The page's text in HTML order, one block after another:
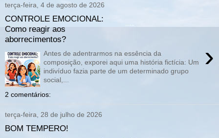
terça-feira, 4 de agosto de 2026
CONTROLE EMOCIONAL:
Como reagir aos
aborrecimentos?
›
Antes de adentrarmos na essência da
composição, exporei aqui uma história fictícia: Um
indivíduo fazia parte de um determinado grupo
social,...
2 comentários:
terça-feira, 28 de julho de 2026
BOM TEMPERO!